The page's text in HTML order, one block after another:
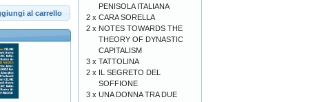
al carrello
PENISOLA ITALIANA
2 x CARA SORELLA
2 x NOTES TOWARDS THE
THEORY OF DYNASTIC
CAPITALISM
3 x TATTOLINA
2 x IL SEGRETO DEL
SOFFIONE
3 x UNA DONNA TRA DUE